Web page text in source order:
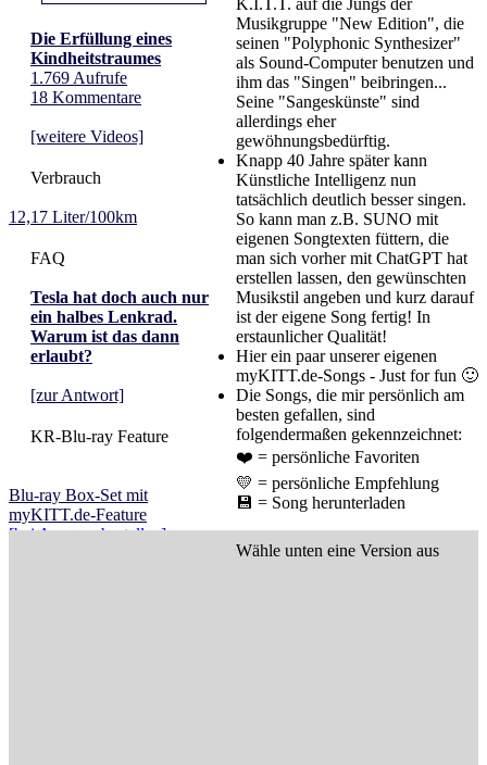
Die Erfüllung eines
Kindheitstraumes
1.769 Aufrufe
18 Kommentare
[weitere Videos]
Verbrauch
12,17 Liter/100km
FAQ
Tesla hat doch auch nur
ein halbes Lenkrad.
Warum ist das dann
erlaubt?
[zur Antwort]
KR-Blu-ray Feature
Blu-ray Box-Set mit
myKITT.de-Feature
[bei Amazon bestellen]
Musikgruppe "New Edition", die
seinen "Polyphonic Synthesizer"
als Sound-Computer benutzen und
ihm das "Singen" beibringen...
Seine "Sangeskünste" sind
allerdings eher
gewöhnungsbedürftig.
Knapp 40 Jahre später kann
Künstliche Intelligenz nun
tatsächlich deutlich besser singen.
So kann man z.B. SUNO mit
eigenen Songtexten füttern, die
man sich vorher mit ChatGPT hat
erstellen lassen, den gewünschten
Musikstil angeben und kurz darauf
ist der eigene Song fertig! In
erstaunlicher Qualität!
Hier ein paar unserer eigenen
myKITT.de-Songs - Just for fun 🙂
Die Songs, die mir persönlich am
besten gefallen, sind
folgendermaßen gekennzeichnet:
❤️ = persönliche Favoriten
💛 = persönliche Empfehlung
💾 = Song herunterladen
Wähle unten eine Version aus